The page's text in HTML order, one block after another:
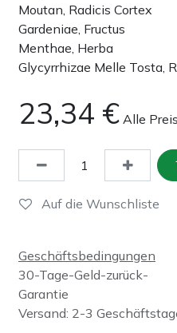
Moutan, Radicis Cortex
Gardeniae, Fructus
Menthae, Herba
Glycyrrhizae Melle Tosta,
23,34 € Alle
Auf die Wunschliste
Geschäftsbedingungen
30-Tage-Geld-zurück-
Garantie
Versand: 2-3